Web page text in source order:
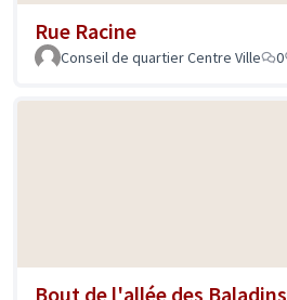
Rue Racine
Conseil de quartier Centre Ville 0
Bout de l'allée des Baladins